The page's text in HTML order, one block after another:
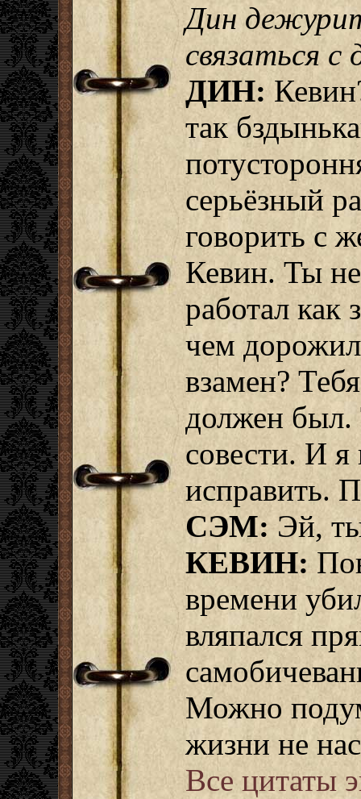
Дин
связаться с
ДИН:
так
серьёзный
говорить с
Кевин. Ты
работал как
чем
взамен?
должен был.
совести. И
исправить.
СЭМ:Эй, ты
КЕВИН:
времени
вляпался
Можно
жизни не
Все цитаты